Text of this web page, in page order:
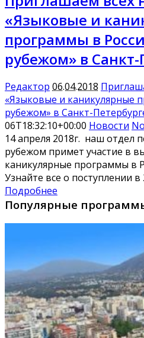
«Языковые и
программы в
рубежом» в Санкт-
Редактор 06.04.2018
«Языковые и каникулярные
рубежом» в Санкт-
06T18:32:10+00:00 Новости
14 апреля 2018г. наш отдел
рубежом примет участие в
каникулярные программы в
Узнайте все о поступлении в
Подробнее
Популярные